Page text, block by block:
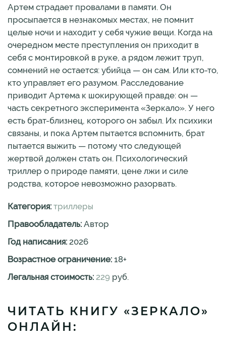
Артем страдает провалами в памяти. Он
просыпается в незнакомых местах, не помнит
целые ночи и находит у себя чужие вещи. Когда на
очередном месте преступления он приходит в
себя с монтировкой в руке, а рядом лежит труп,
сомнений не остается: убийца — он сам. Или кто-то,
кто управляет его разумом. Расследование
приводит Артема к шокирующей правде: он —
часть секретного эксперимента «Зеркало». У него
есть брат-близнец, которого он забыл. Их психики
связаны, и пока Артем пытается вспомнить, брат
пытается выжить — потому что следующей
жертвой должен стать он. Психологический
триллер о природе памяти, цене лжи и силе
родства, которое невозможно разорвать.
Категория: триллеры
Правообладатель: Автор
Год написания: 2026
Возрастное ограничение: 18+
Легальная стоимость: 229 руб.
ЧИТАТЬ КНИГУ «ЗЕРКАЛО»
ОНЛАЙН: